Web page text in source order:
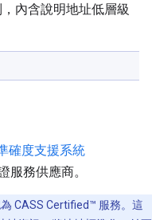
內含說明地址低層級
確度支援系統
服務供應商。
CASS Certified™ 服務。這